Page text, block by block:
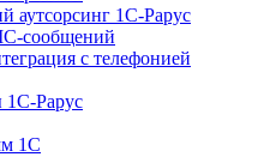
аутсорсинг 1С-Рарус
сообщений
с телефонией
1С-Рарус
1С